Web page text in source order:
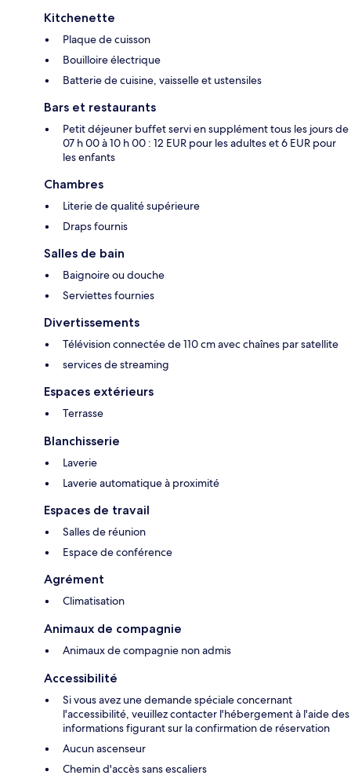
Kitchenette
Plaque de cuisson
Bouilloire électrique
Batterie de cuisine, vaisselle et ustensiles
Bars et restaurants
Petit déjeuner buffet servi en supplément tous les jours de
07 h 00 à 10 h 00 : 12 EUR pour les adultes et 6 EUR pour
les enfants
Chambres
Literie de qualité supérieure
Draps fournis
Salles de bain
Baignoire ou douche
Serviettes fournies
Divertissements
Télévision connectée de 110 cm avec chaînes par satellite
services de streaming
Espaces extérieurs
Terrasse
Blanchisserie
Laverie
Laverie automatique à proximité
Espaces de travail
Salles de réunion
Espace de conférence
Agrément
Climatisation
Animaux de compagnie
Animaux de compagnie non admis
Accessibilité
Si vous avez une demande spéciale concernant
l'accessibilité, veuillez contacter l'hébergement à l'aide des
informations figurant sur la confirmation de réservation
Aucun ascenseur
Chemin d'accès sans escaliers